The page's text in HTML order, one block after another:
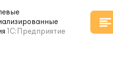
1С:Предприятие